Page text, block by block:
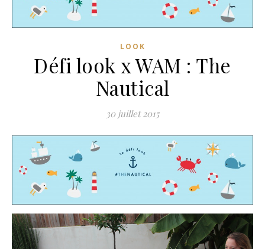
LOOK
Défi look x WAM : The
Nautical
30 juillet 2015